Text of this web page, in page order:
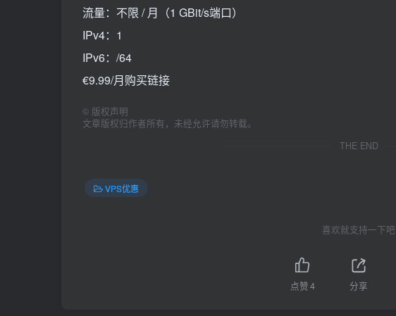
流量：不限 / 月（1 GBit/s端口）
IPv4：1
IPv6：/64
€9.99/月购买链接
© 版权声明
文章版权归作者所有，未经允许请勿转载。
THE END
VPS优惠
喜欢就支持一下吧
点赞4 分享